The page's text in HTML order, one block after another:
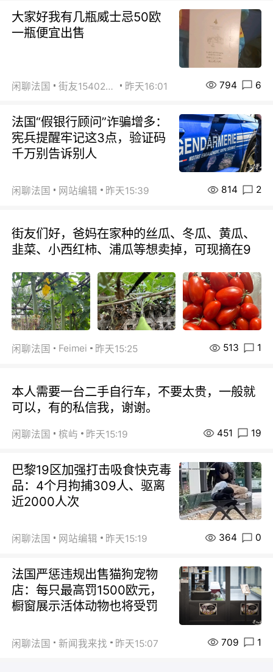
大家好我有几瓶威士忌50欧
一瓶便宜出售
闲聊法国 街友15402223 昨天16:01 794 6
法国“假银行顾问”诈骗增多：
宪兵提醒牢记这3点，验证码
千万别告诉别人
闲聊法国 网站编辑 昨天15:39 814 2
街友们好，爸妈在家种的丝瓜、冬瓜、黄瓜、
韭菜、小西红柿、浦瓜等想卖掉，可现摘在9
闲聊法国 Feimei 昨天15:25 513 1
本人需要一台二手自行车，不要太贵，一般就
可以，有的私信我，谢谢。
闲聊法国 槟屿 昨天15:19 451 19
巴黎19区加强打击吸食快克毒
品：4个月拘捕309人、驱离
近2000人次
闲聊法国 网站编辑 昨天15:19 364 0
法国严惩违规出售猫狗宠物
店：每只最高罚1500欧元，
橱窗展示活体动物也将受罚
闲聊法国 新闻我来找 昨天15:07 709 1